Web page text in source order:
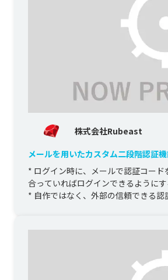
株式会社Rubeast
メールを用いたカスタム二段階認証
* ログイン時に、メールで認証コー
合っていればログインできるようにす
* 自作ではなく、外部の信頼できる認